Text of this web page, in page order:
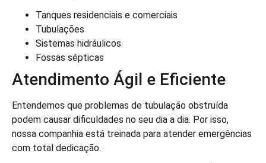
Tanques residenciais e comerciais
Tubulações
Sistemas hidráulicos
Fossas sépticas
Atendimento Ágil e Eficiente
Entendemos que problemas de tubulação obstruída
podem causar dificuldades no seu dia a dia. Por isso,
nossa companhia está treinada para atender emergências
com total dedicação.